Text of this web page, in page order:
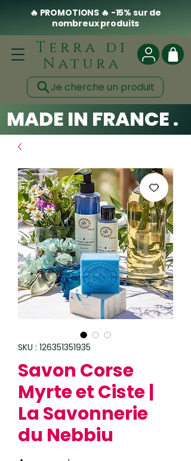
🔥 PROMOTIONS 🔥 -15% sur de
nombreux produits
Terra di
Natura
Je cherche un produit
MADE IN FRANCE .
SKU : 126351351935
Savon Corse
Myrte et Ciste |
La Savonnerie
du Nebbiu